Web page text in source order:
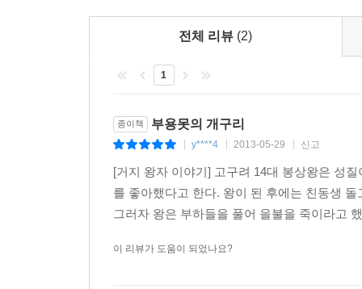
전체 리뷰 (2)
1
종이책 부용못의 개구리
y****4 2013-05-29 신고
[거지 왕자 이야기] 고구려 14대 봉상왕은 성
를 좋아했다고 한다. 왕이 된 후에는 친동생
그러자 왕은 부하들을 풀어 을불을 죽이라고
이 리뷰가 도움이 되었나요?